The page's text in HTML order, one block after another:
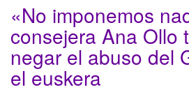
«No imponemos
consejera Ana Ollo
negar el abuso del
el euskera